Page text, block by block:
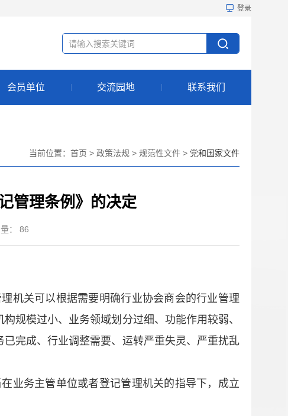
登录
会员单位 交流园地 联系我们
当前位置： 首页 > 政策法规 > 规范性文件 > 党和国家文件
管理条例》的决定
： 86
机关可以根据需要明确行业协会商会的行业管理
规模过小、业务领域划分过细、功能作用较弱、
完成、行业调整需要、运转严重失灵、严重扰乱
业务主管单位或者登记管理机关的指导下，成立